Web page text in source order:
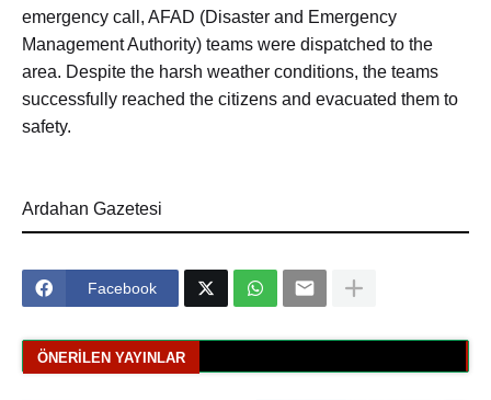
emergency call, AFAD (Disaster and Emergency
Management Authority) teams were dispatched to the
area. Despite the harsh weather conditions, the teams
successfully reached the citizens and evacuated them to
safety.
Ardahan Gazetesi
Facebook
ÖNERILEN YAYINLAR